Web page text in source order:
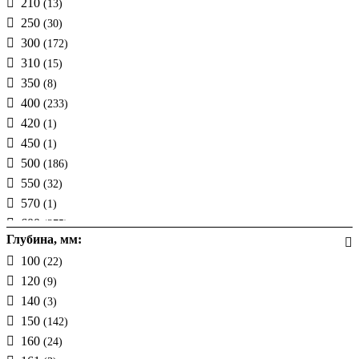
1000(113)
1010(2)
1100(7)
1160(2)
1200(157)
1250(13)
1400(64)
1500(9)
1550(10)
1600(68)
1700(10)
1800(107)
1850(18)
1900(25)
1950(6)
2000(170)
(13)
250 (30)
300 (172)
310 (15)
350 (8)
400 (233)
420 (1)
450 (1)
500 (186)
550 (32)
570 (1)
600 (375)
610(5)
650 (68)
700 (38)
750 (12)
800 (259)
850 (4)
Глубина, мм:
100 (22)
120 (9)
140 (3)
150 (142)
160 (24)